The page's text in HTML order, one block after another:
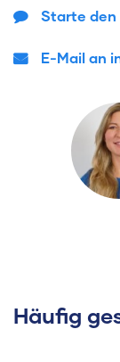
Starte den
E-Mail an
Häufig